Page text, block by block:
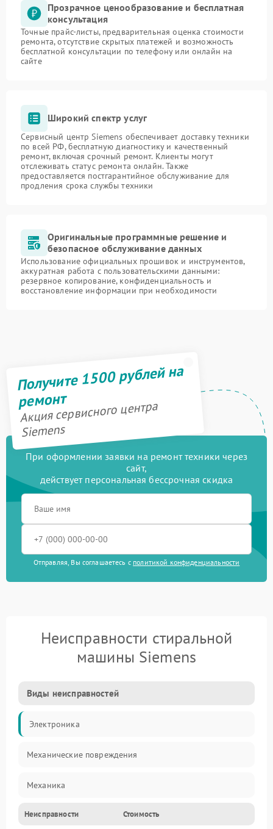
Прозрачное ценообразование и бесплатная
консультация
Точные прайс-листы, предварительная оценка стоимости
ремонта, отсутствие скрытых платежей и возможность
бесплатной консультации по телефону или онлайн на
сайте
Широкий спектр услуг
Сервисный центр Siemens обеспечивает доставку техники
по всей РФ, бесплатную диагностику и качественный
ремонт, включая срочный ремонт. Клиенты могут
отслеживать статус ремонта онлайн. Также
предоставляется постгарантийное обслуживание для
продления срока службы техники
Оригинальные программные решение и
безопасное обслуживание данных
Использование официальных прошивок и инструментов,
аккуратная работа с пользовательскими данными:
резервное копирование, конфиденциальность и
восстановление информации при необходимости
Получите 1500 рублей на
ремонт
Акция сервисного центра
Siemens
При оформлении заявки на ремонт техники через
сайт,
действует персональная бессрочная скидка
Отправляя, Вы соглашаетесь с политикой конфиденциальности
Неисправности стиральной
машины Siemens
Виды неисправностей
Электроника
Механические повреждения
Механика
Электропитание
Неисправности Стоимость